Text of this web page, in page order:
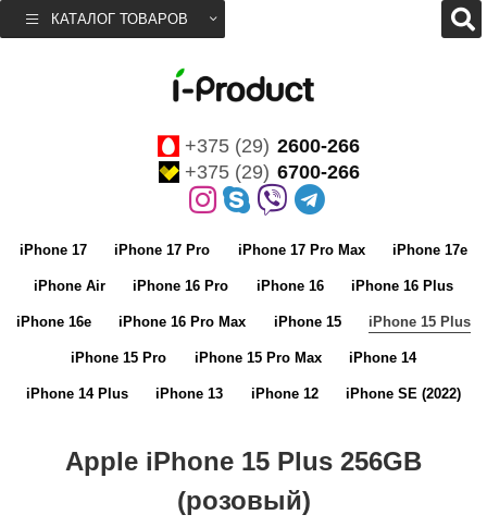
КАТАЛОГ ТОВАРОВ
+375 (29) 2600-266
+375 (29) 6700-266
iPhone 17 iPhone 17 Pro iPhone 17 Pro Max iPhone 17e
iPhone Air iPhone 16 Pro iPhone 16 iPhone 16 Plus
iPhone 16e iPhone 16 Pro Max iPhone 15 iPhone 15 Plus
iPhone 15 Pro iPhone 15 Pro Max iPhone 14
iPhone 14 Plus iPhone 13 iPhone 12 iPhone SE (2022)
Apple iPhone 15 Plus 256GB
(розовый)